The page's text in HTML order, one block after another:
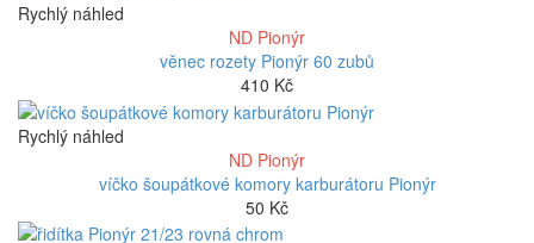
Rychlý náhled
ND Pionýr
věnec rozety Pionýr 60 zubů
410 Kč
Rychlý náhled
ND Pionýr
víčko šoupátkové komory karburátoru Pionýr
50 Kč